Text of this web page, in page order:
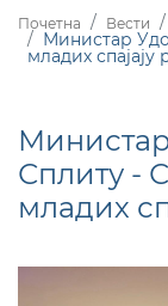
Почетна Вести
Министар
младих спајају
Сплиту -
младих